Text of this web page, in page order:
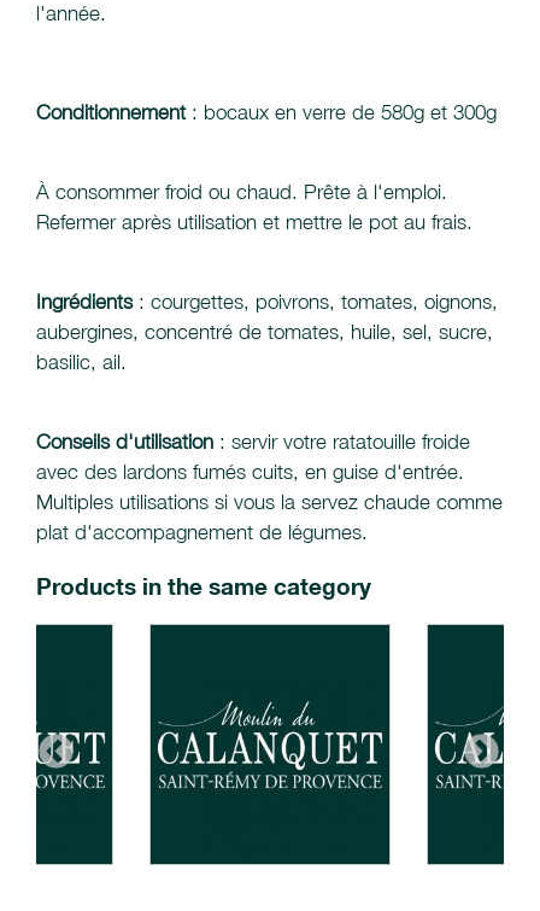
l'année.
Conditionnement: bocaux en verre de 580g et 300g
À consommer froid ou chaud. Prête à l'emploi.
Refermer après utilisation et mettre le pot au frais.
Ingrédients: courgettes, poivrons, tomates, oignons,
aubergines, concentré de tomates, huile, sel, sucre,
basilic, ail.
Conseils d'utilisation : servir votre ratatouille froide
avec des lardons fumés cuits, en guise d'entrée.
Multiples utilisations si vous la servez chaude comme
plat d'accompagnement de légumes.
Products in the same category